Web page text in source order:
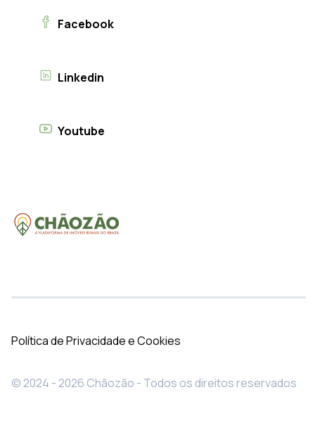
Facebook
Linkedin
Youtube
Política de Privacidade e Cookies
© 2024 - 2026 Chãozão - Todos os direitos reservados